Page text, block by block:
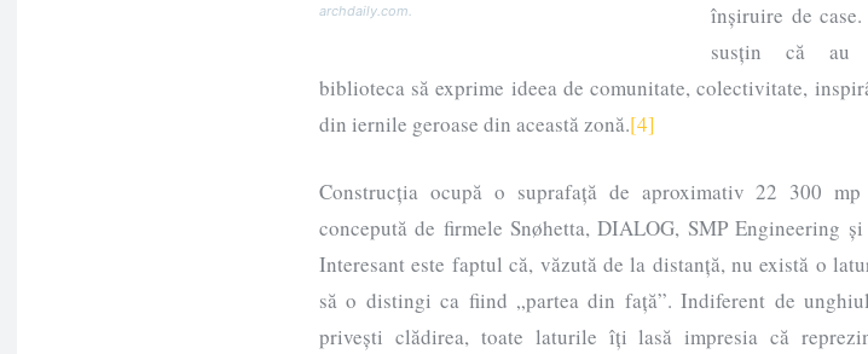
archdaily.com.
înșiruire de
susțin că au
biblioteca să exprime ideea de comunitate, colectivitate,
din iernile geroase din această zonă.[4]
Construcția ocupă o suprafață de aproximativ 22 300
concepută de firmele Snøhetta, DIALOG, SMP Engineering
Interesant este faptul că, văzută de la distanță, nu există o
să o distingi ca fiind „partea din față”. Indiferent de
privești clădirea, toate laturile îți lasă impresia că